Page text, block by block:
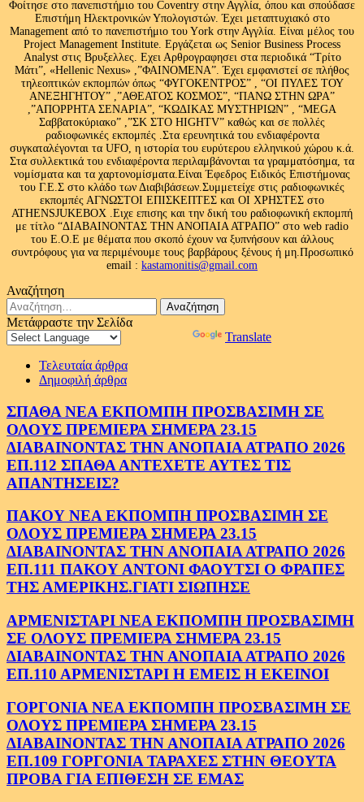
Φοίτησε στο πανεπιστήμιο του Coventry στην Αγγλία, όπου και σπούδασε
Επιστήμη Ηλεκτρονικών Υπολογιστών. Έχει μεταπτυχιακό στο
Management από το πανεπιστήμιο του Υork στην Αγγλία. Είναι μέλος του
Project Management Institute. Εργάζεται ως Senior Business Process
Analyst στις Βρυξελλες. Εχει Αρθρογραφησει στα περιοδικά “Τρίτο
Μάτι”, «Hellenic Nexus» ,”ΦΑΙΝΟΜΕΝΑ”. Έχει εμφανιστεί σε πλήθος
τηλεοπτικών εκπομπών όπως “ΦΥΓΟΚΕΝΤΡΟΣ” , “ΟΙ ΠΥΛΕΣ ΤΟΥ
ΑΝΕΞΗΓΗΤΟΥ” ,”ΑΘΕΑΤΟΣ ΚΟΣΜΟΣ”, “ΠΑΝΩ ΣΤΗΝ ΩΡΑ”
,”ΑΠΟΡΡΗΤΑ ΣΕΝΑΡΙΑ”, “ΚΩΔΙΚΑΣ ΜΥΣΤΗΡΙΩΝ” , “MEGA
Σαββατοκύριακο” ,”ΣΚ ΣΤΟ HIGHTV” καθώς και σε πολλές
ραδιοφωνικές εκπομπές .Στα ερευνητικά του ενδιαφέροντα
συγκαταλέγονται τα UFO, η ιστορία του ευρύτερου ελληνικού χώρου κ.ά.
Στα συλλεκτικά του ενδιαφέροντα περιλαμβάνονται τα γραμματόσημα, τα
νομίσματα και τα χαρτονομίσματα.Είναι Έφεδρος Ειδικός Επιστήμονας
του Γ.Ε.Σ στο κλάδο των Διαβιβάσεων.Συμμετείχε στις ραδιοφωνικές
εκπομπές ΑΓΝΩΣΤΟΙ ΕΠΙΣΚΕΠΤΕΣ και ΟΙ ΧΡΗΣΤΕΣ στο
ATHENSJUKEBOX .Ειχε επισης και την δική του ραδιοφωνική εκπομπή
με τίτλο “ΔΙΑΒΑΙΝΟΝΤΑΣ ΤΗΝ ΑΝΟΠΑΙΑ ΑΤΡΑΠΟ” στο web radio
του Ε.Ο.Ε με θέματα που σκοπό έχουν να ξυπνήσουν και άλλους
συντρόφους για να περιμένουμε τους βαρβάρους ξένους ή μη.Προσωπικό
email : kastamonitis@gmail.com
Αναζήτηση
Αναζήτηση
για:
Μετάφραστε την Σελίδα
Translate
Τελευταία άρθρα
Δημοφιλή άρθρα
ΣΠΑΘΑ ΝΕΑ ΕΚΠΟΜΠΗ ΠΡΟΣΒΑΣΙΜΗ ΣΕ
ΟΛΟΥΣ ΠΡΕΜΙΕΡΑ ΣΗΜΕΡΑ 23.15
ΔΙΑΒΑΙΝΟΝΤΑΣ ΤΗΝ ΑΝΟΠΑΙΑ ΑΤΡΑΠΟ 2026
ΕΠ.112 ΣΠΑΘΑ ΑΝΤΕΧΕΤΕ ΑΥΤΕΣ ΤΙΣ
ΑΠΑΝΤΗΣΕΙΣ?
ΠΑΚΟΥ ΝΕΑ ΕΚΠΟΜΠΗ ΠΡΟΣΒΑΣΙΜΗ ΣΕ
ΟΛΟΥΣ ΠΡΕΜΙΕΡΑ ΣΗΜΕΡΑ 23.15
ΔΙΑΒΑΙΝΟΝΤΑΣ ΤΗΝ ΑΝΟΠΑΙΑ ΑΤΡΑΠΟ 2026
ΕΠ.111 ΠΑΚΟΥ ΑΝΤΟΝΙ ΦΑΟΥΤΣΙ Ο ΦΡΑΠΕΣ
ΤΗΣ ΑΜΕΡΙΚΗΣ.ΓΙΑΤΙ ΣΙΩΠΗΣΕ
ΑΡΜΕΝΙΣΤΑΡΙ ΝΕΑ ΕΚΠΟΜΠΗ ΠΡΟΣΒΑΣΙΜΗ
ΣΕ ΟΛΟΥΣ ΠΡΕΜΙΕΡΑ ΣΗΜΕΡΑ 23.15
ΔΙΑΒΑΙΝΟΝΤΑΣ ΤΗΝ ΑΝΟΠΑΙΑ ΑΤΡΑΠΟ 2026
ΕΠ.110 ΑΡΜΕΝΙΣΤΑΡΙ Η ΕΜΕΙΣ Η ΕΚΕΙΝΟΙ
ΓΟΡΓΟΝΙΑ ΝΕΑ ΕΚΠΟΜΠΗ ΠΡΟΣΒΑΣΙΜΗ ΣΕ
ΟΛΟΥΣ ΠΡΕΜΙΕΡΑ ΣΗΜΕΡΑ 23.15
ΔΙΑΒΑΙΝΟΝΤΑΣ ΤΗΝ ΑΝΟΠΑΙΑ ΑΤΡΑΠΟ 2026
ΕΠ.109 ΓΟΡΓΟΝΙΑ ΤΑΡΑΧΕΣ ΣΤΗΝ ΘΕΟΥΤΑ
ΠΡΟΒΑ ΓΙΑ ΕΠΙΘΕΣΗ ΣΕ ΕΜΑΣ